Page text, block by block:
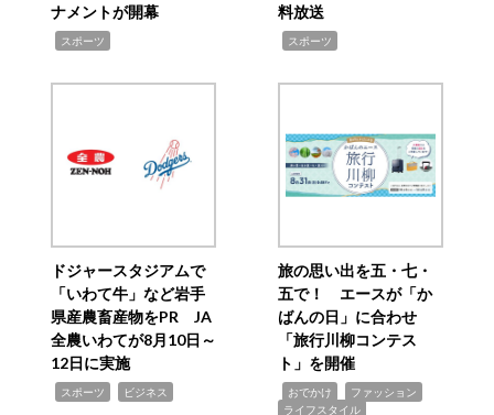
ナメントが開幕
スポーツ
料放送
スポーツ
ドジャースタジアムで
「いわて牛」など岩手
県産農畜産物をPR JA
全農いわてが8月10日～
12日に実施
スポーツ ビジネス
旅の思い出を五・七・
五で！ エースが「か
ばんの日」に合わせ
「旅行川柳コンテス
ト」を開催
おでかけ ファッション
ライフスタイル